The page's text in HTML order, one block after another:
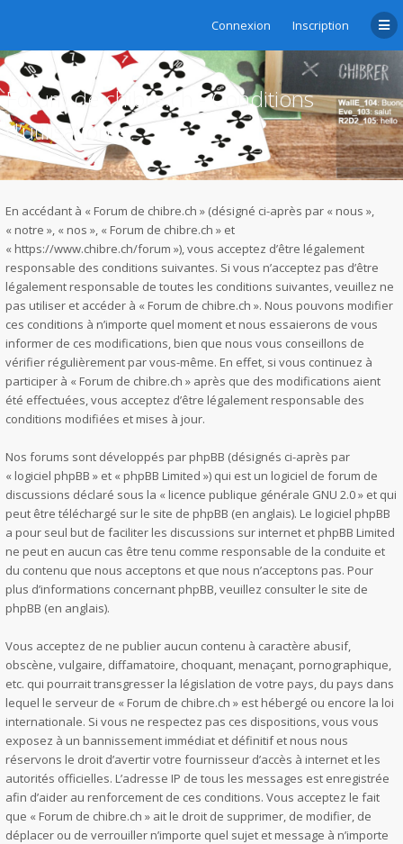
Connexion Inscription
Forum de chibre.ch - Conditions
d’utilisation
En accédant à « Forum de chibre.ch » (désigné ci-après par « nous »,
« notre », « nos », « Forum de chibre.ch » et
« https://www.chibre.ch/forum »), vous acceptez d’être légalement
responsable des conditions suivantes. Si vous n’acceptez pas d’être
légalement responsable de toutes les conditions suivantes, veuillez ne
pas utiliser et accéder à « Forum de chibre.ch ». Nous pouvons modifier
ces conditions à n’importe quel moment et nous essaierons de vous
informer de ces modifications, bien que nous vous conseillons de
vérifier régulièrement par vous-même. En effet, si vous continuez à
participer à « Forum de chibre.ch » après que des modifications aient
été effectuées, vous acceptez d’être légalement responsable des
conditions modifiées et mises à jour.
Nos forums sont développés par phpBB (désignés ci-après par
« logiciel phpBB » et « phpBB Limited ») qui est un logiciel de forum de
discussions déclaré sous la « licence publique générale GNU 2.0» et qui
peut être téléchargé sur le site de phpBB (en anglais). Le logiciel phpBB
a pour seul but de faciliter les discussions sur internet et phpBB Limited
ne peut en aucun cas être tenu comme responsable de la conduite et
du contenu que nous acceptons et que nous n’acceptons pas. Pour
plus d’informations concernant phpBB, veuillez consulter le site de
phpBB (en anglais).
Vous acceptez de ne publier aucun contenu à caractère abusif,
obscène, vulgaire, diffamatoire, choquant, menaçant, pornographique,
etc. qui pourrait transgresser la législation de votre pays, du pays dans
lequel le serveur de « Forum de chibre.ch » est hébergé ou encore la loi
internationale. Si vous ne respectez pas ces dispositions, vous vous
exposez à un bannissement immédiat et définitif et nous nous
réservons le droit d’avertir votre fournisseur d’accès à internet et les
autorités officielles. L’adresse IP de tous les messages est enregistrée
afin d’aider au renforcement de ces conditions. Vous acceptez le fait
que « Forum de chibre.ch » ait le droit de supprimer, de modifier, de
déplacer ou de verrouiller n’importe quel sujet et message à n’importe